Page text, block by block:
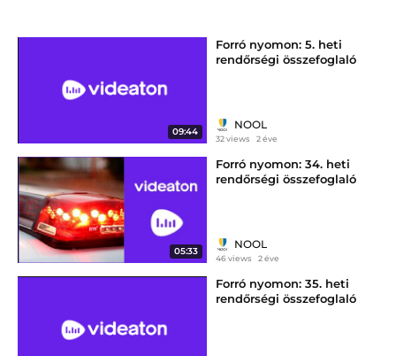
09:44
Forró nyomon: 5. heti
rendőrségi összefoglaló
NOOL
32 views 2 éve
05:33
Forró nyomon: 34. heti
rendőrségi összefoglaló
NOOL
46 views 2 éve
Forró nyomon: 35. heti
rendőrségi összefoglaló